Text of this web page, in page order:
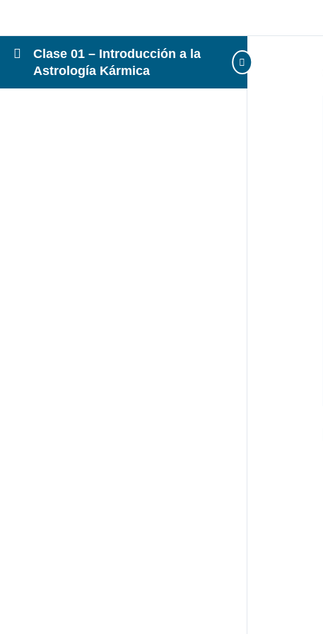
Clase 01 – Introducción a la
Astrología Kármica